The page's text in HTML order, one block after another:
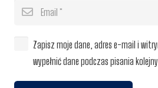
Zapisz moje dane, adres e-mail i
wypełnić dane podczas pisania